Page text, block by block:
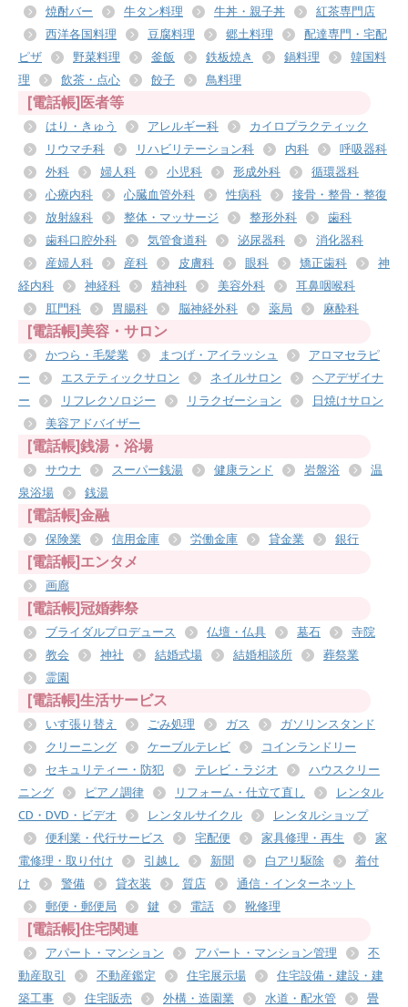
焼酎バー
牛タン料理 牛丼・親子丼
紅茶専門店
西洋各国料理
豆腐料理 郷土料理
配達専門・宅配
ピザ
野菜料理 釜飯 鉄板焼き 鍋料理
韓国料
理
飲茶・点心 餃子 鳥料理
[電話帳]医者等
はり・きゅう アレルギー科
カイロプラクティック
リウマチ科
リハビリテーション科 内科
呼吸器科
外科
婦人科 小児科 形成外科
循環器科
心療内科
心臓血管外科 性病科
接骨・整骨・整復
放射線科
整体・マッサージ 整形外科
歯科
歯科口腔外科
気管食道科 泌尿器科
消化器科
産婦人科
産科 皮膚科 眼科 矯正歯科
神
経内科
神経科 精神科 美容外科
耳鼻咽喉科
肛門科
胃腸科 脳神経外科 薬局 麻酔科
[電話帳]美容・サロン
かつら・毛髪業 まつげ・アイラッシュ
アロマセラピ
ー
エステティックサロン ネイルサロン
ヘアデザイナ
ー
リフレクソロジー リラクゼーション
日焼けサロン
美容アドバイザー
[電話帳]銭湯・浴場
サウナ スーパー銭湯 健康ランド 岩盤浴
温
泉浴場
銭湯
[電話帳]金融
保険業 信用金庫 労働金庫 貸金業 銀行
[電話帳]エンタメ
画廊
[電話帳]冠婚葬祭
ブライダルプロデュース 仏壇・仏具 墓石
寺院
教会
神社 結婚式場 結婚相談所
葬祭業
霊園
[電話帳]生活サービス
いす張り替え ごみ処理 ガス
ガソリンスタンド
クリーニング
ケーブルテレビ
コインランドリー
セキュリティー・防犯
テレビ・ラジオ
ハウスクリー
ニング
ピアノ調律 リフォーム・仕立て直し
レンタル
CD・DVD・ビデオ
レンタルサイクル
レンタルショップ
便利業・代行サービス
宅配便 家具修理・再生
家
電修理・取り付け
引越し 新聞 白アリ駆除
着付
け
警備 貸衣装 質店
通信・インターネット
郵便・郵便局
鍵 電話 靴修理
[電話帳]住宅関連
アパート・マンション アパート・マンション管理
不
動産取引
不動産鑑定 住宅展示場
住宅設備・建設・建
築工事
住宅販売 外構・造園業 水道・配水管
畳